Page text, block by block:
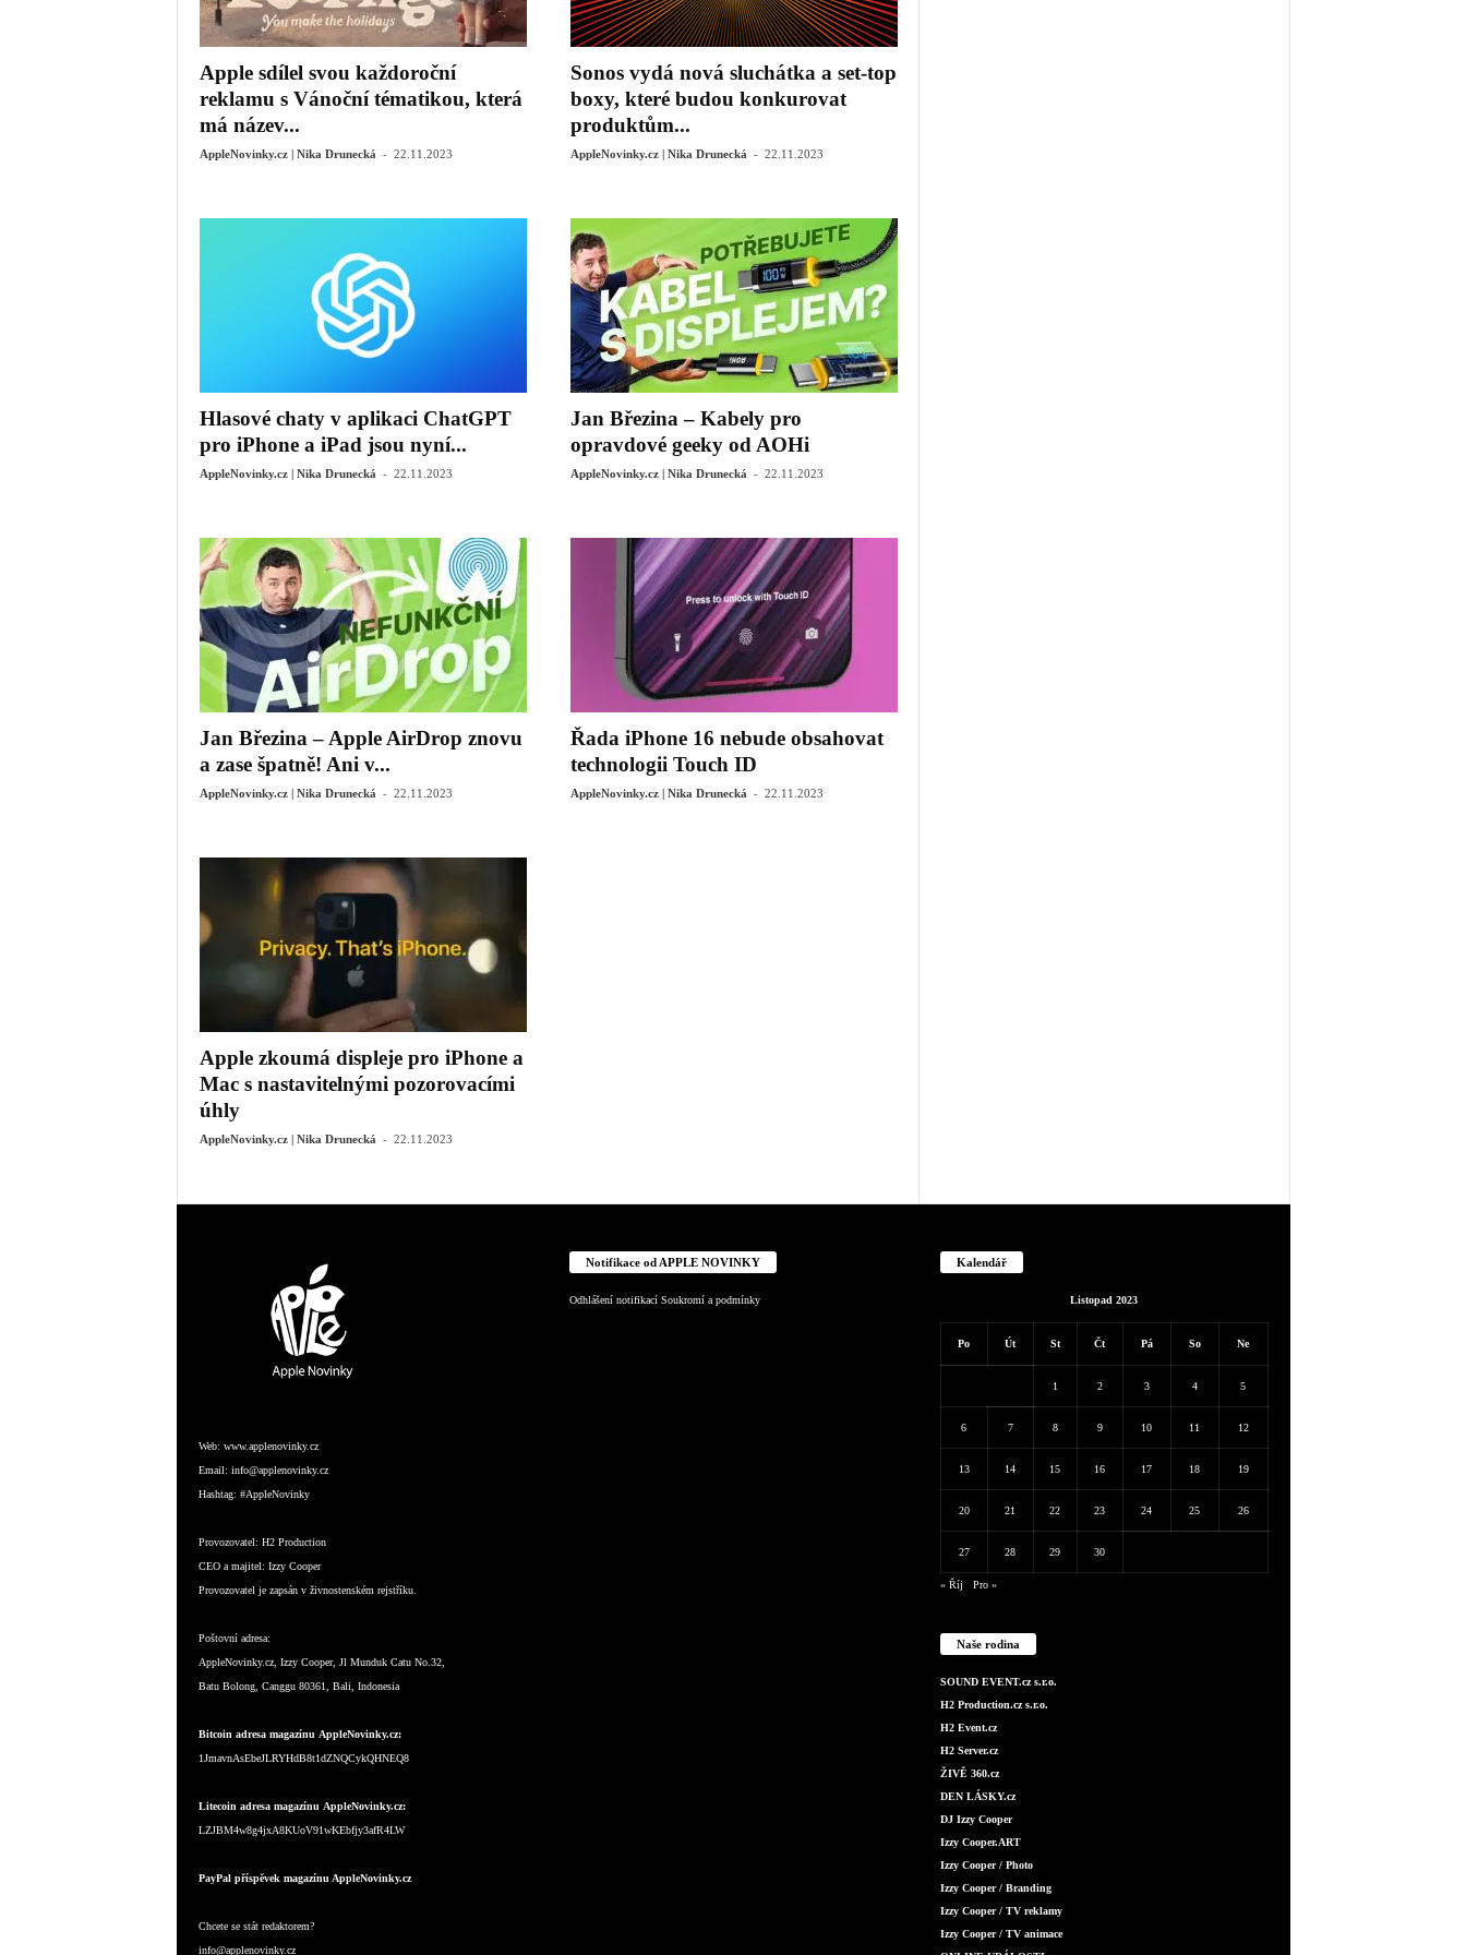
Apple sdílel svou každoroční
reklamu s Vánoční tématikou, která
má název...
AppleNovinky.cz | Nika Drunecká - 22.11.2023
Sonos vydá nová sluchátka a set-top
boxy, které budou konkurovat
produktům...
AppleNovinky.cz | Nika Drunecká - 22.11.2023
Hlasové chaty v aplikaci ChatGPT
pro iPhone a iPad jsou nyní...
AppleNovinky.cz | Nika Drunecká - 22.11.2023
Jan Březina – Kabely pro
opravdové geeky od AOHi
AppleNovinky.cz | Nika Drunecká - 22.11.2023
Jan Březina – Apple AirDrop znovu
a zase špatně! Ani v...
AppleNovinky.cz | Nika Drunecká - 22.11.2023
Řada iPhone 16 nebude obsahovat
technologii Touch ID
AppleNovinky.cz | Nika Drunecká - 22.11.2023
Apple zkoumá displeje pro iPhone a
Mac s nastavitelnými pozorovacími
úhly
AppleNovinky.cz | Nika Drunecká - 22.11.2023
Web: www.applenovinky.cz
Email: info@applenovinky.cz
Hashtag: #AppleNovinky
Provozovatel: H2 Production
CEO a majitel: Izzy Cooper
Provozovatel je zapsán v živnostenském rejstříku.
Poštovní adresa:
AppleNovinky.cz, Izzy Cooper, Jl Munduk Catu No.32,
Batu Bolong, Canggu 80361, Bali, Indonesia
Bitcoin adresa magazínu AppleNovinky.cz:
1JmavnAsEbeJLRYHdB8t1dZNQCykQHNEQ8
Litecoin adresa magazínu AppleNovinky.cz:
LZJBM4w8g4jxA8KUoV91wKEbfjy3afR4LW
PayPal příspěvek magazínu AppleNovinky.cz
Chcete se stát redaktorem?
info@applenovinky.cz
Notifikace od APPLE NOVINKY
Odhlášení notifikací Soukromí a podmínky
Kalendář
Listopad 2023
Po Út St Čt Pá So Ne
1 2 3 4 5
6 7 8 9 10 11 12
13 14 15 16 17 18 19
20 21 22 23 24 25 26
27 28 29 30
« Říj Pro »
Naše rodina
SOUND EVENT.cz s.r.o.
H2 Production.cz s.r.o.
H2 Event.cz
H2 Server.cz
ŽIVĚ 360.cz
DEN LÁSKY.cz
DJ Izzy Cooper
Izzy Cooper.ART
Izzy Cooper / Photo
Izzy Cooper / Branding
Izzy Cooper / TV reklamy
Izzy Cooper / TV animace